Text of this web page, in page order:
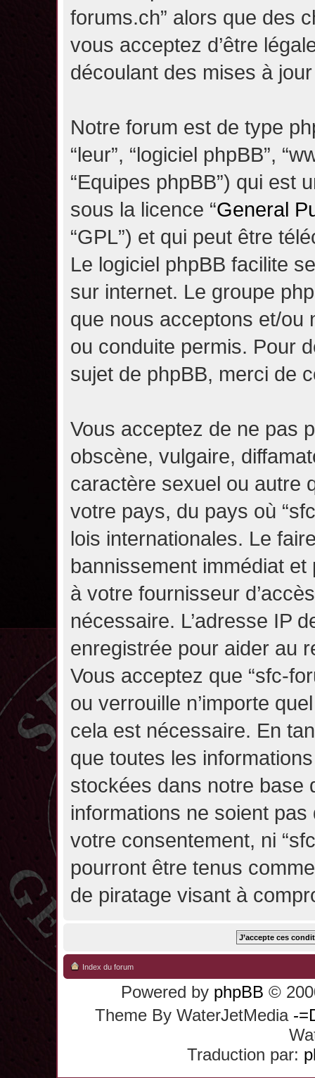
forums.ch” alors que des
vous acceptez d’être
découlant des mises à
Notre forum est de type
“leur”, “logiciel phpBB”,
“Equipes phpBB”) qui est
sous la licence “General
“GPL”) et qui peut être
Le logiciel phpBB facilite
sur internet. Le groupe
que nous acceptons et/ou
ou conduite permis. Pour
sujet de phpBB, merci de
Vous acceptez de ne pas
obscène, vulgaire,
caractère sexuel ou autre
votre pays, du pays où
lois internationales. Le
bannissement immédiat
à votre fournisseur
nécessaire. L’adresse IP
enregistrée pour aider au
Vous acceptez que “sfc-
ou verrouille n’importe
cela est nécessaire. En
que toutes les
stockées dans notre base
informations ne soient
votre consentement, ni
pourront être tenus
de piratage visant à
Index du forum
Powered by phpBB ©
Theme By WaterJetMedia -
Traduction par: